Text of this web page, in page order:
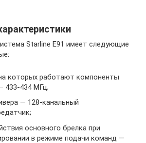
Starline E91 имеет следующие
которых работают компоненты
433-434 МГц;
— 128-канальный
основного брелка при
в режиме подачи команд —